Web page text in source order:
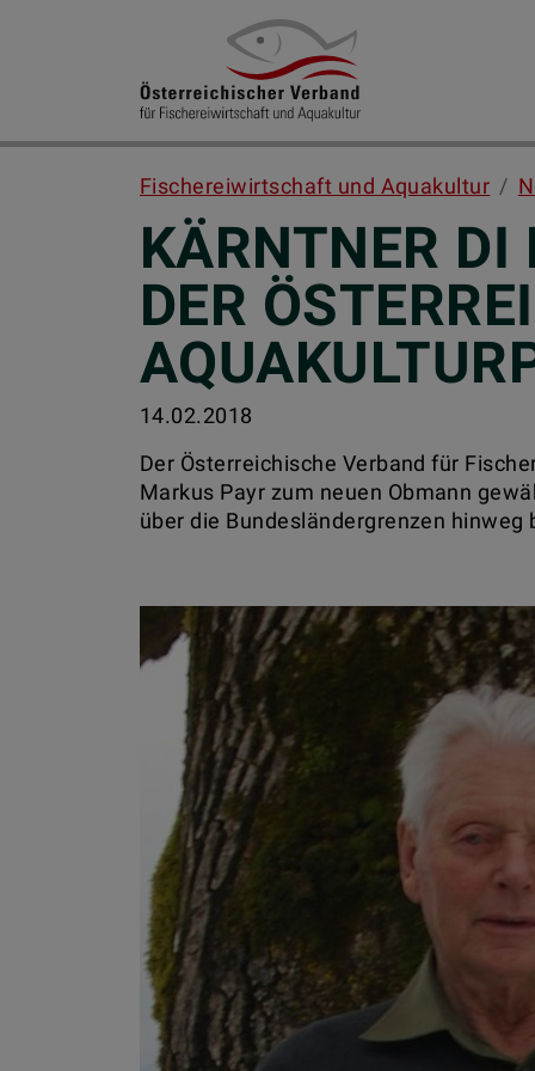
Fischereiwirtschaft und Aquakultur
KÄRNTNER DI
DER
14.02.2018
Der Österreichische Verband für
Markus Payr zum neuen Obmann
über die Bundesländergrenzen hinweg